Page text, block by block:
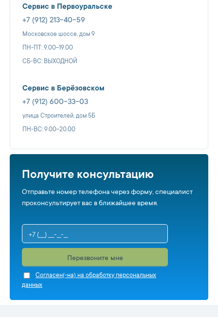
Сервис в Первоуральске
+7 (912) 213-40-59
Московское шоссе, дом 9
ПН-ПТ: 9.00-19.00
СБ-ВС: ВЫХОДНОЙ
Сервис в Берёзовском
+7 (912) 600-33-03
улица Строителей, дом 5Б
ПН-ВС: 9.00-20.00
Получите консультацию
Отправьте номер телефона через форму, специалист
проконсультирует вас в ближайшее время.
Перезвоните мне
Cогласен(-на) на обработку персональных
данных